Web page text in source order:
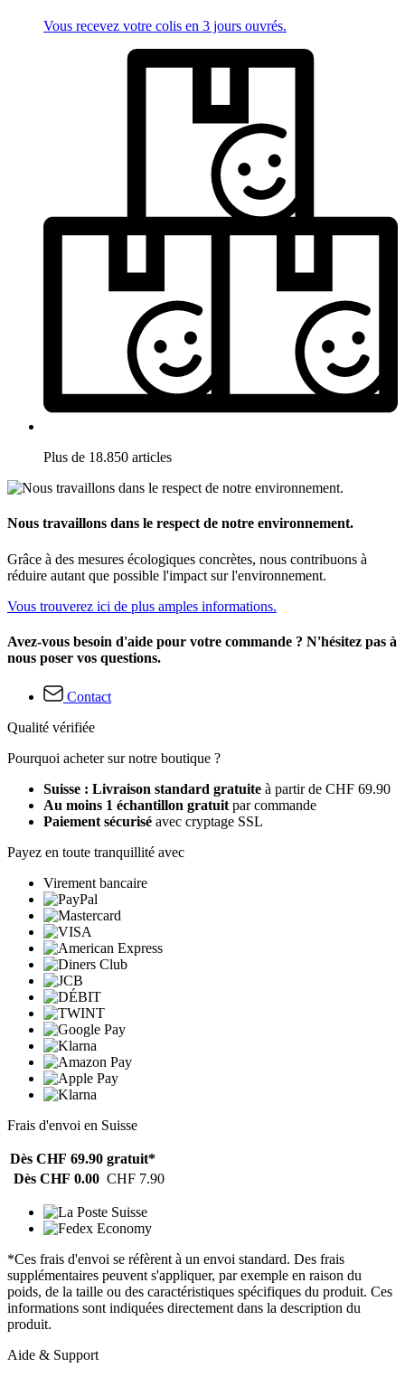
Vous recevez votre colis en 3 jours ouvrés.
Plus de 18.850 articles
Nous travaillons dans le respect de notre environnement.
Grâce à des mesures écologiques concrètes, nous contribuons à
réduire autant que possible l'impact sur l'environnement.
Vous trouverez ici de plus amples informations.
Avez-vous besoin d'aide pour votre commande ? N'hésitez pas à
nous poser vos questions.
Contact
Qualité vérifiée
Pourquoi acheter sur notre boutique ?
Suisse : Livraison standard gratuite à partir de CHF 69.90
Au moins 1 échantillon gratuit par commande
Paiement sécurisé avec cryptage SSL
Payez en toute tranquillité avec
Virement bancaire
Frais d'envoi en Suisse
Dès CHF 69.90 gratuit*
Dès CHF 0.00 CHF 7.90
*Ces frais d'envoi se réfèrent à un envoi standard. Des frais
supplémentaires peuvent s'appliquer, par exemple en raison du
poids, de la taille ou des caractéristiques spécifiques du produit. Ces
informations sont indiquées directement dans la description du
produit.
Aide & Support